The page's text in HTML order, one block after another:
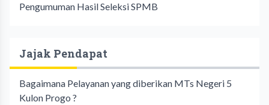
Pengumuman Hasil Seleksi SPMB
Jajak Pendapat
Bagaimana Pelayanan yang diberikan MTs Negeri 5
Kulon Progo ?